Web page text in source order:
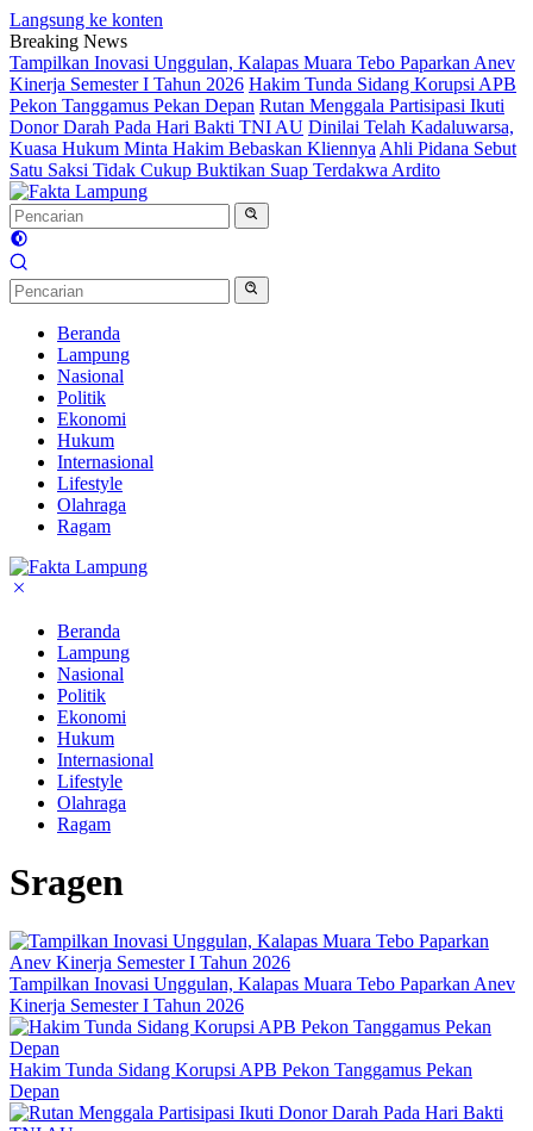
Langsung ke konten
Breaking News
Tampilkan Inovasi Unggulan, Kalapas Muara Tebo Paparkan Anev
Kinerja Semester I Tahun 2026 Hakim Tunda Sidang Korupsi APB
Pekon Tanggamus Pekan Depan Rutan Menggala Partisipasi Ikuti
Donor Darah Pada Hari Bakti TNI AU Dinilai Telah Kadaluwarsa,
Kuasa Hukum Minta Hakim Bebaskan Kliennya Ahli Pidana Sebut
Satu Saksi Tidak Cukup Buktikan Suap Terdakwa Ardito
Beranda
Lampung
Nasional
Politik
Ekonomi
Hukum
Internasional
Lifestyle
Olahraga
Ragam
Beranda
Lampung
Nasional
Politik
Ekonomi
Hukum
Internasional
Lifestyle
Olahraga
Ragam
Sragen
Tampilkan Inovasi Unggulan, Kalapas Muara Tebo Paparkan Anev
Kinerja Semester I Tahun 2026
Hakim Tunda Sidang Korupsi APB Pekon Tanggamus Pekan
Depan